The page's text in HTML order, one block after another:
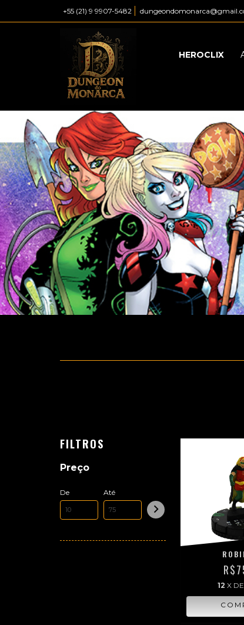
+55 (21) 9 9907-5482
HEROCLIX
FILTROS
Preço
De Até
12 X DE